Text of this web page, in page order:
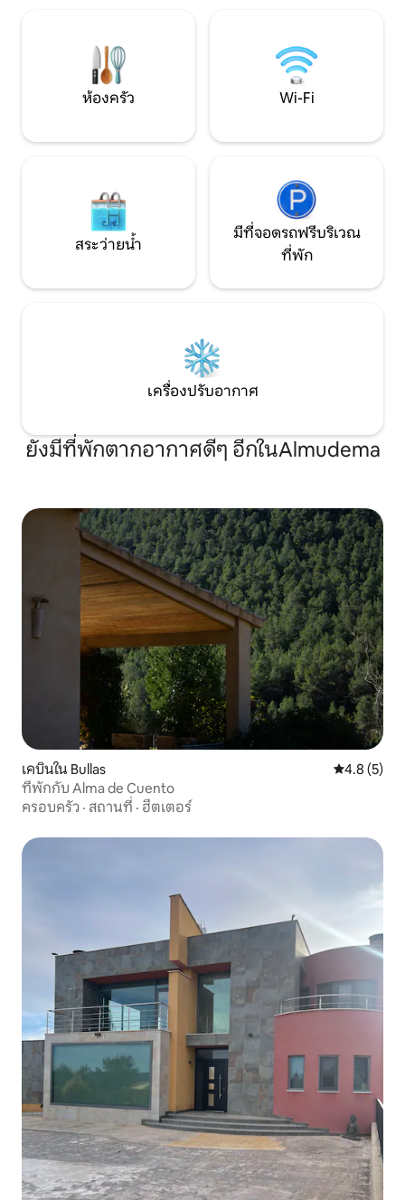
ห้องครัว Wi-Fi
สระว่ายน้ำ
มีที่จอดรถฟรีบริเวณ
ที่พัก
เครื่องปรับอากาศ
ยังมีที่พักตากอากาศดีๆ อีกในAlmudema
เคบินใน Bullas คะแนนเฉลี่
4.8 (5)
ที่พักกับ Alma de Cuento
ครอบครัว · สถานที่ · ฮีตเตอร์